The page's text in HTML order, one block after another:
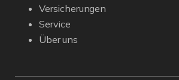
Versicherungen
Service
Über uns